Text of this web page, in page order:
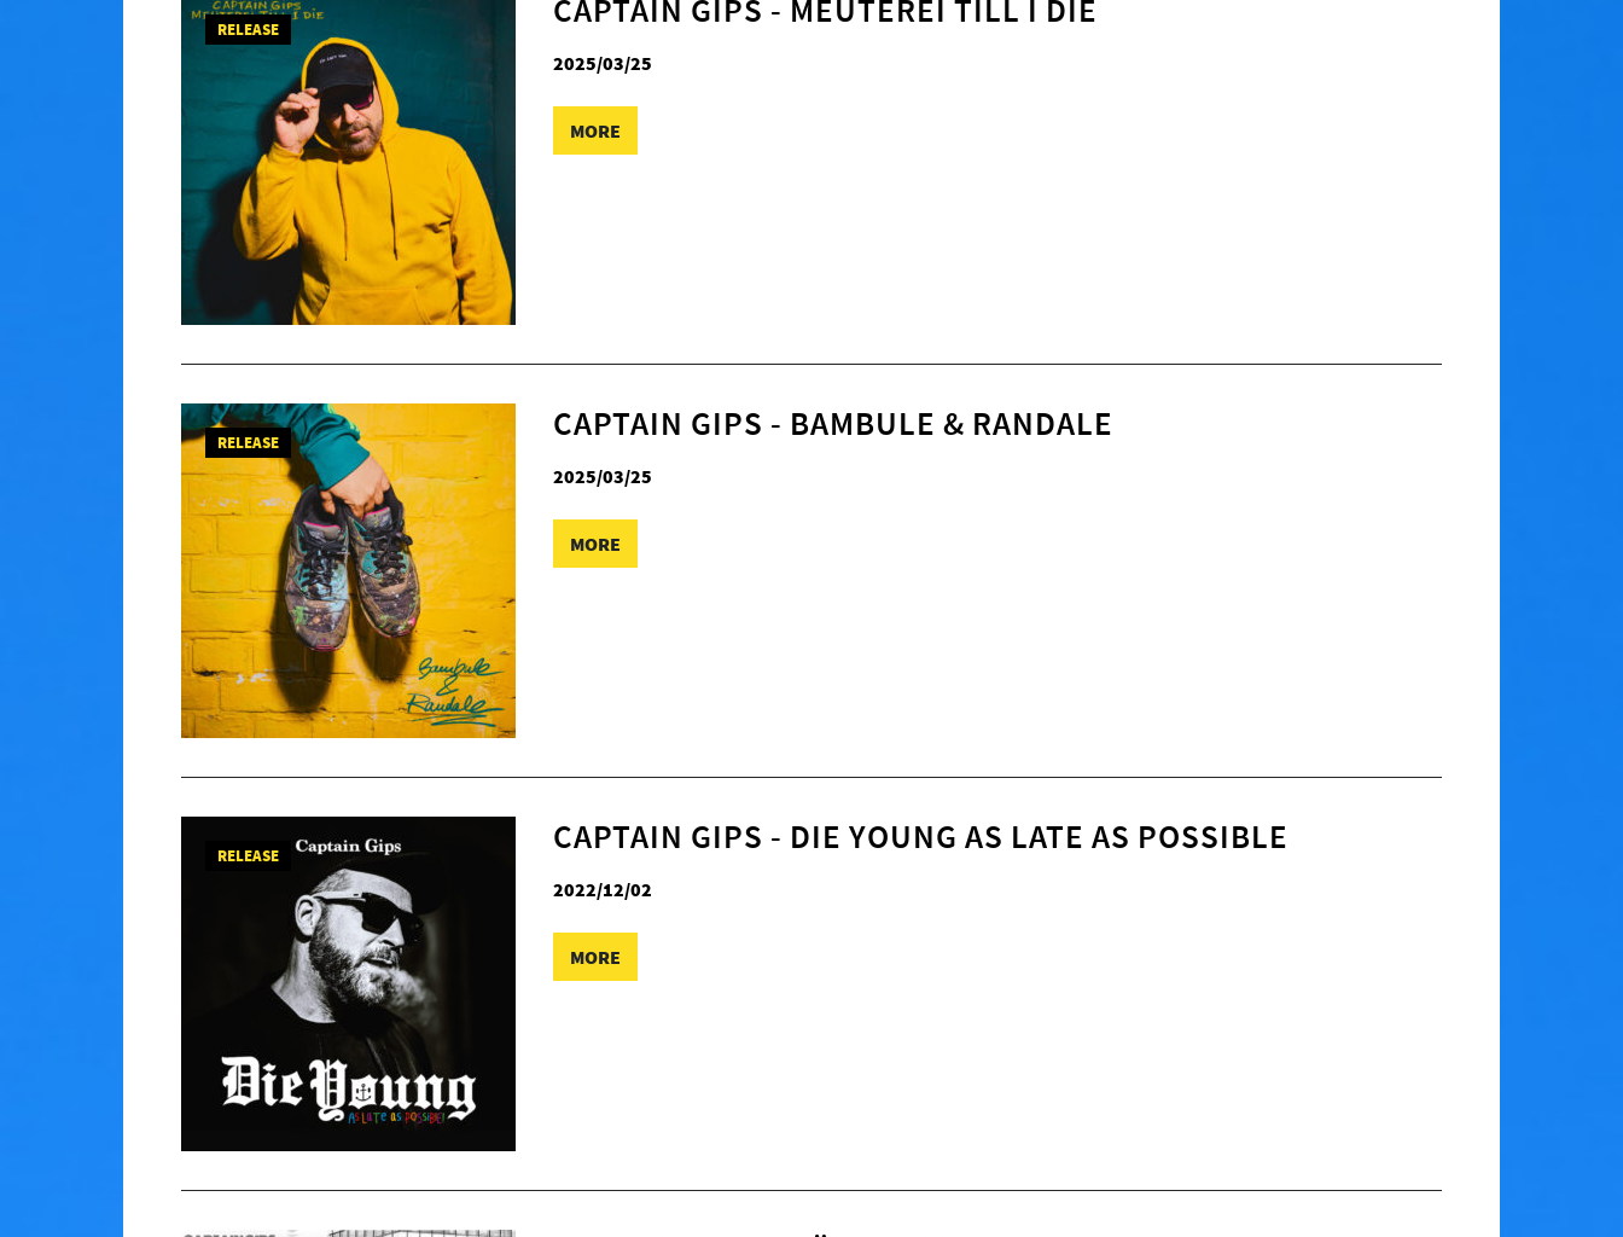
RELEASE CAPTAIN GIPS - MEUTEREI TILL I DIE
2025/03/25
MORE
RELEASE CAPTAIN GIPS - BAMBULE & RANDALE
2025/03/25
MORE
RELEASE CAPTAIN GIPS - DIE YOUNG AS LATE AS POSSIBLE
2022/12/02
MORE